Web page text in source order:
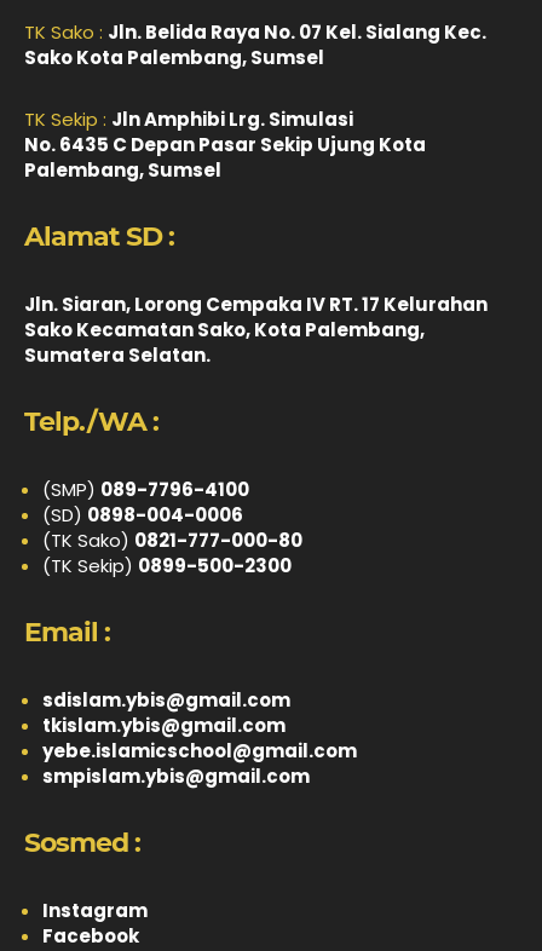
TK Sako : Jln. Belida Raya No. 07 Kel. Sialang Kec.
Sako Kota Palembang, Sumsel
TK Sekip : Jln Amphibi Lrg. Simulasi
No. 6435 C Depan Pasar Sekip Ujung Kota
Palembang, Sumsel
Alamat SD :
Jln. Siaran, Lorong Cempaka IV RT. 17 Kelurahan
Sako Kecamatan Sako, Kota Palembang,
Sumatera Selatan.
Telp./WA :
(SMP) 089-7796-4100
(SD) 0898-004-0006
(TK Sako) 0821-777-000-80
(TK Sekip) 0899-500-2300
Email :
sdislam.ybis@gmail.com
tkislam.ybis@gmail.com
yebe.islamicschool@gmail.com
smpislam.ybis@gmail.com
Sosmed :
Instagram
Facebook